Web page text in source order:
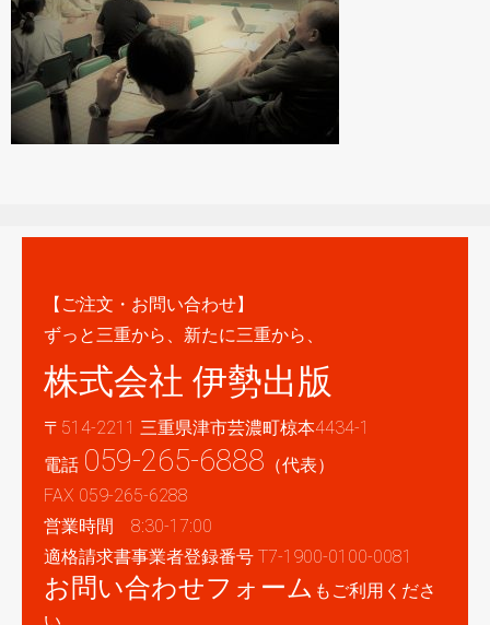
パートナーシップ
お問い合わせ
サイトマップ
【ご注文・お問い合わせ】
ずっと三重から、新たに三重から、
株式会社 伊勢出版
〒514-2211 三重県津市芸濃町椋本4434-1
電話 059-265-6888 （代表）
FAX 059-265-6288
営業時間 8:30-17:00
適格請求書事業者登録番号 T7-1900-0100-0081
お問い合わせフォーム もご利用くださ